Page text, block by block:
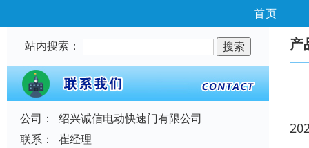
首页
站内搜索：
公司：
绍兴诚信电动快速门有限公司
联系：
崔经理
产